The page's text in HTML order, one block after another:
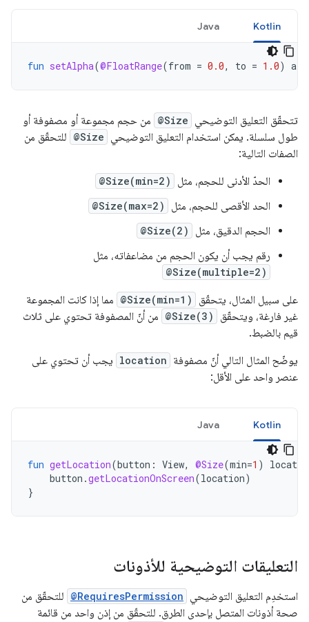
Kotlin
Java
fun setAlpha(@FloatRange(from = 0.0, to = 1.0)
تتحقّق التعليق التوضيحي @Size من حجم مجموعة أو مصفوفة أو
طول سلسلة. يمكن استخدام التعليق التوضيحي @Size للتحقّق من
الصفات التالية:
الحدّ الأدنى للحجم، مثل
@Size(min=2)
الحد الأقصى للحجم، مثل @Size(max=2)
الحجم الدقيق، مثل @Size(2)
رقم يجب أن يكون الحجم من مضاعفاته، مثل
@Size(multiple=2)
على سبيل المثال، يتحقّق @Size(min=1) مما إذا كانت المجموعة
غير فارغة، ويتحقّق
@Size(3) من أنّ المصفوفة تحتوي على ثلاث
قيم بالضبط.
يوضّح المثال التالي أنّ مصفوفة location يجب أن تحتوي على
عنصر واحد على الأقل:
Kotlin
Java
fun getLocation(button : View, @Size(min=1 )
button .getLocationOnScreen(location)
}
التعليقات التوضيحية للأذونات
استخدِم التعليق التوضيحي @RequiresPermission للتحقّق من
صحة أذونات المتصل بإحدى الطرق. للتحقّق من إذن واحد من قائمة